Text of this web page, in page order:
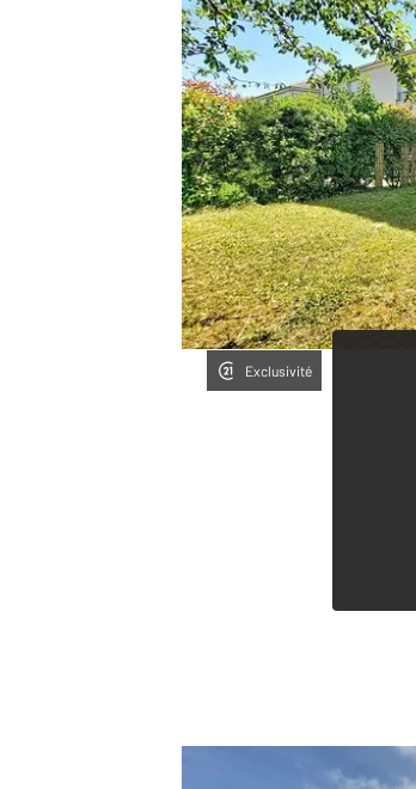
Exclusivité